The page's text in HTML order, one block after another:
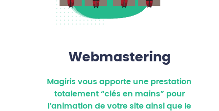
Webmastering
Magiris vous apporte une prestation
totalement “clés en mains” pour
l’animation de votre site ainsi que le